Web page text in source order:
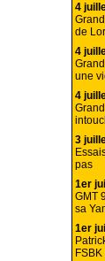
4
de
4
une
4
3
pas
1er
GMT
sa
1er
FSBK